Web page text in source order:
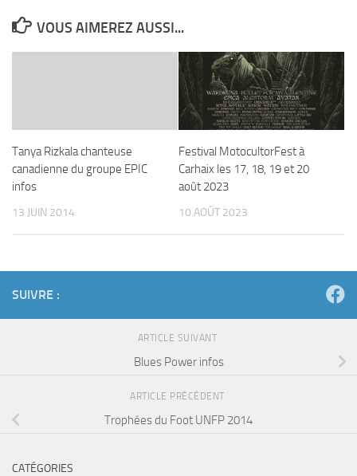
VOUS AIMEREZ AUSSI...
Tanya Rizkala chanteuse
canadienne du groupe EPIC
infos
13 JUIN 2014
Festival MotocultorFest à
Carhaix les 17, 18, 19 et 20
août 2023
10 AOÛT 2023
SUIVRE :
ARTICLE SUIVANT
Blues Power infos
ARTICLE PRÉCÉDENT
Trophées du Foot UNFP 2014
CATÉGORIES